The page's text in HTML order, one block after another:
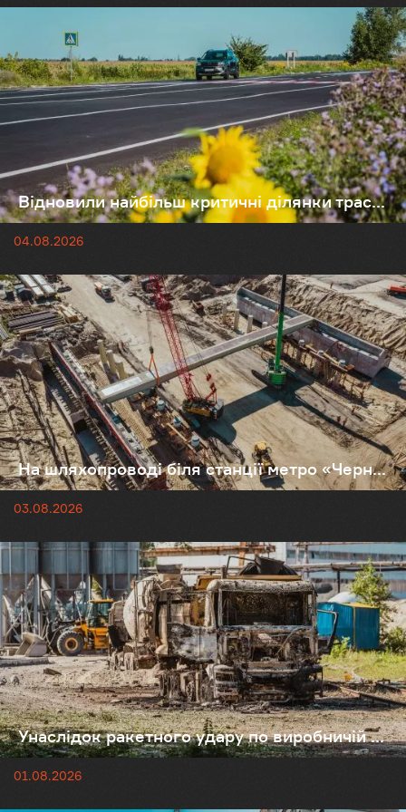
Відновили найбільш критичні ділянки трас...
04.08.2026
На шляхопроводі біля станції метро «Черн...
03.08.2026
Унаслідок ракетного удару по виробничій ...
01.08.2026